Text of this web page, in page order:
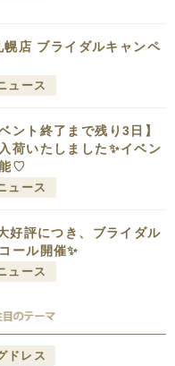
店 ブライダルキャンペ
ュース
ント終了まで残り3日】
荷いたしました✨イベン
能♡
ュース
好評につき、ブライダル
ール開催✨
ュース
ドレス